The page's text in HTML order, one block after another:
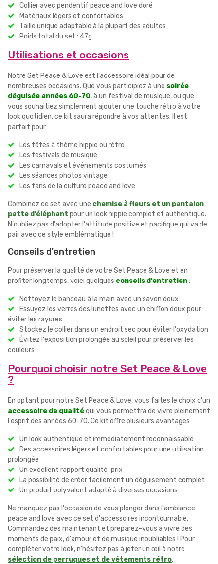
Collier avec pendentif peace and love doré
Matériaux légers et confortables
Taille unique adaptable à la plupart des adultes
Poids total du set : 47g
Utilisations et occasions
Notre Set Peace & Love est l'accessoire idéal pour de
nombreuses occasions. Que vous participiez à une soirée
déguisée années 60-70, à un festival de musique, ou que
vous souhaitiez simplement ajouter une touche rétro à votre
look quotidien, ce kit saura répondre à vos attentes. Il est
parfait pour :
Les fêtes à thème hippie ou rétro
Les festivals de musique
Les carnavals et événements costumés
Les séances photos vintage
Les fans de la culture peace and love
Combinez ce set avec une chemise à fleurs et un pantalon
patte d'éléphant pour un look hippie complet et authentique.
N'oubliez pas d'adopter l'attitude positive et pacifique qui va de
pair avec ce style emblématique !
Conseils d'entretien
Pour préserver la qualité de votre Set Peace & Love et en
profiter longtemps, voici quelques conseils d'entretien:
Nettoyez le bandeau à la main avec un savon doux
Essuyez les verres des lunettes avec un chiffon doux pour
éviter les rayures
Stockez le collier dans un endroit sec pour éviter l'oxydation
Évitez l'exposition prolongée au soleil pour préserver les
couleurs
Pourquoi choisir notre Set Peace & Love
?
En optant pour notre Set Peace & Love, vous faites le choix d'un
accessoire de qualitéqui vous permettra de vivre pleinement
l'esprit des années 60-70. Ce kit offre plusieurs avantages :
Un look authentique et immédiatement reconnaissable
Des accessoires légers et confortables pour une utilisation
prolongée
Un excellent rapport qualité-prix
La possibilité de créer facilement un déguisement complet
Un produit polyvalent adapté à diverses occasions
Ne manquez pas l'occasion de vous plonger dans l'ambiance
peace and love avec ce set d'accessoires incontournable.
Commandez dès maintenant et préparez-vous à vivre des
moments de paix, d'amour et de musique inoubliables ! Pour
compléter votre look, n'hésitez pas à jeter un œil à notre
sélection de perruques et de vêtements rétro.